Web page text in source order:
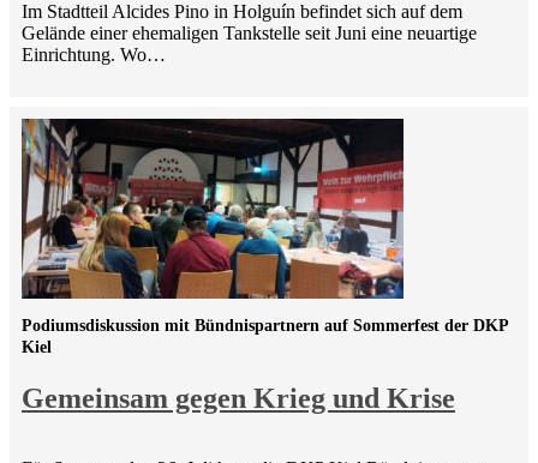
Im Stadtteil Alcides Pino in Holguín befindet sich auf dem
Gelände einer ehemaligen Tankstelle seit Juni eine neuartige
Einrichtung. Wo…
Gemeinsam gegen Krieg und Krise
Podiumsdiskussion mit Bündnispartnern auf Sommerfest der DKP
Kiel